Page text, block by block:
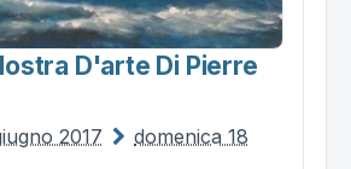
D'arte Di Pierre
2017
domenica 18